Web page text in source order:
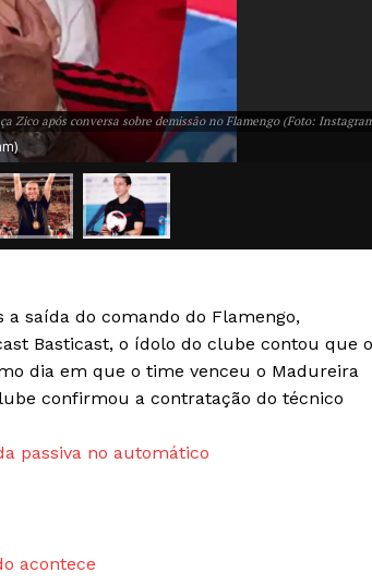
M5PORTS
Sobre Nós
Anuncie
Contato
Transparência Editorial
Termos de Serviços
RSS
Zico após conversa sobre demissão no Flamengo (Foto:
saída do comando do Flamengo,
Basticast, o ídolo do clube contou que o
dia em que o time venceu o Madureira
confirmou a contratação do técnico
passiva no automático
acontece